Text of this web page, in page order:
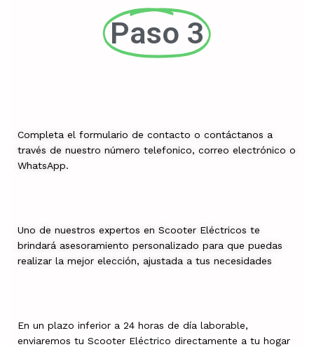
Paso 3
Completa el formulario de contacto o contáctanos a
través de nuestro número telefonico, correo electrónico o
WhatsApp.
Uno de nuestros expertos en Scooter Eléctricos te
brindará asesoramiento personalizado para que puedas
realizar la mejor elección, ajustada a tus necesidades
En un plazo inferior a 24 horas de día laborable,
enviaremos tu Scooter Eléctrico directamente a tu hogar